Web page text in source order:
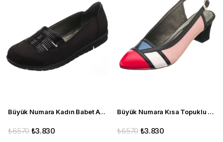
Büyük Numara Kadın Babet Ayakkabı A8512 Siyah
₺3.830
₺6.570
Büyük Numara Kısa Topuklu Kadın Stiletto ND97 Çok renkli
₺3.830
₺6.570